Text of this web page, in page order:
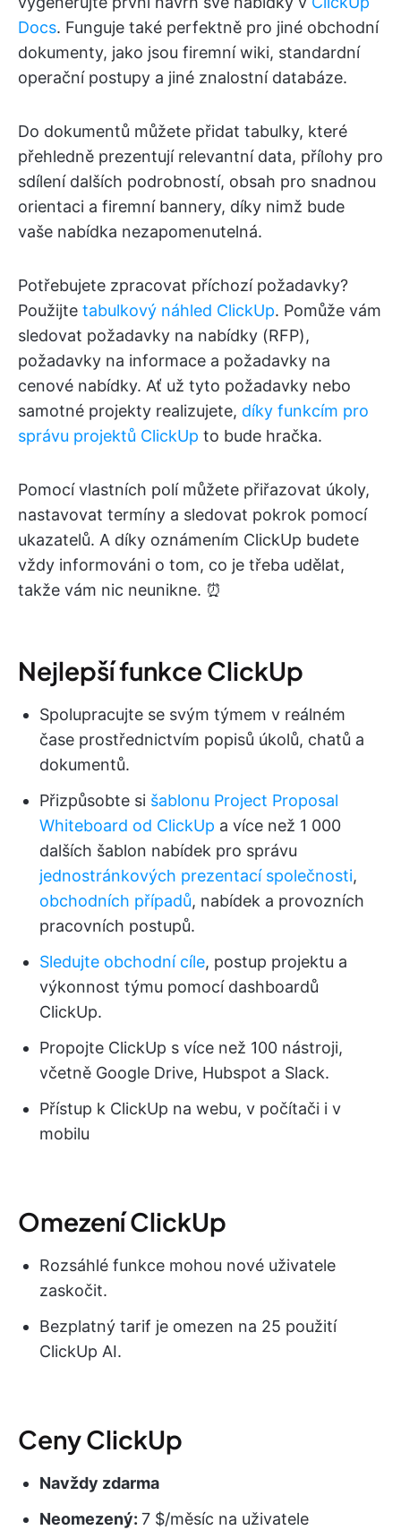
Docs. Funguje také perfektně pro jiné obchodní
dokumenty, jako jsou firemní wiki, standardní
operační postupy a jiné znalostní databáze.
Do dokumentů můžete přidat tabulky, které
přehledně prezentují relevantní data, přílohy pro
sdílení dalších podrobností, obsah pro snadnou
orientaci a firemní bannery, díky nimž bude
vaše nabídka nezapomenutelná.
Potřebujete zpracovat příchozí požadavky?
Použijte tabulkový náhled ClickUp. Pomůže vám
sledovat požadavky na nabídky (RFP),
požadavky na informace a požadavky na
cenové nabídky. Ať už tyto požadavky nebo
samotné projekty realizujete, díky funkcím pro
správu projektů ClickUp to bude hračka.
Pomocí vlastních polí můžete přiřazovat úkoly,
nastavovat termíny a sledovat pokrok pomocí
ukazatelů. A díky oznámením ClickUp budete
vždy informováni o tom, co je třeba udělat,
takže vám nic neunikne. ⏰
Nejlepší funkce ClickUp
Spolupracujte se svým týmem v reálném
čase prostřednictvím popisů úkolů, chatů a
dokumentů.
Přizpůsobte si šablonu Project Proposal
Whiteboard od ClickUp a více než 1 000
dalších šablon nabídek pro správu
jednostránkových prezentací společnosti,
obchodních případů, nabídek a provozních
pracovních postupů.
Sledujte obchodní cíle, postup projektu a
výkonnost týmu pomocí dashboardů
ClickUp.
Propojte ClickUp s více než 100 nástroji,
včetně Google Drive, Hubspot a Slack.
Přístup k ClickUp na webu, v počítači i v
mobilu
Omezení ClickUp
Rozsáhlé funkce mohou nové uživatele
zaskočit.
Bezplatný tarif je omezen na 25 použití
ClickUp AI.
Ceny ClickUp
Navždy zdarma
Neomezený: 7 $/měsíc na uživatele